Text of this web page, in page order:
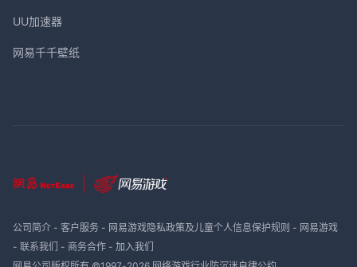
UU加速器
网易千千壁纸
公司简介- 客户服务- 网易游戏隐私政策及儿童个人信息保护规则 - 网易游戏
- 联系我们 - 商务合作- 加入我们